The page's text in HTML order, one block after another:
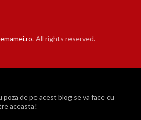
. All rights reserved.
de pe acest blog se va face cu
aceasta!